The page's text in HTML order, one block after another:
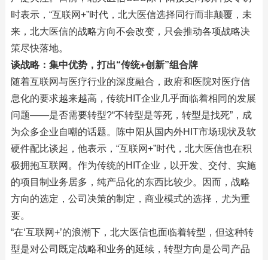
时表示，“互联网+”时代，北大医信选择同行而非颠覆，未
来，北大医信的战略方向不会改变，只会推动各项战略决
策尽快落地。
谈战略：集中优势，打出“传统+创新”组合牌
随着互联网与医疗行业的深度融合，政府和医院对医疗信
息化的要求越来越高，传统HIT企业几乎面临着相同的发展
问题——是否需要转型?“不转型是等死，转型是找死”，成
为众多企业自嘲的话题。陈中阳从国内外HIT市场现状及软
硬件配比谈起，他表示，“互联网+”时代，北大医信也在积
极拥抱互联网。作为传统的HIT企业，以开发、交付、实施
的项目制业务居多，纯产品化的东西比较少。因而，战略
方向的选定，公司决策的制定，商业模式的选择，尤为重
要。
“在‘互联网+’的浪潮下，北大医信也面临着转型，但这种转
型是对公司既定战略和业务的延续，转型方向是公司产品